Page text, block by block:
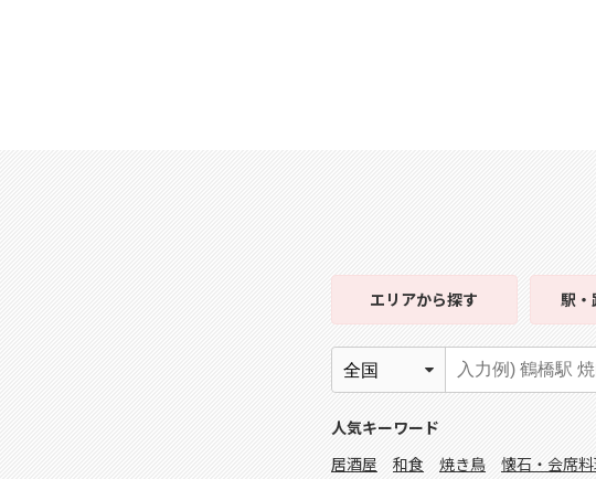
エリアから探す 駅・
人気キーワード
居酒屋
和食 焼き鳥 懐石・会席